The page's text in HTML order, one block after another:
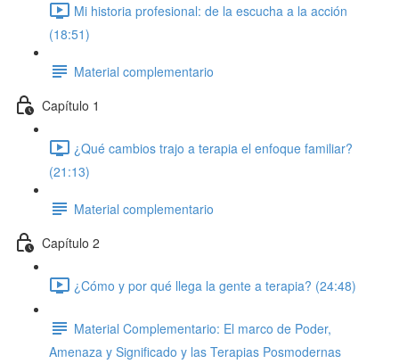
Mi historia profesional: de la escucha a la acción
(18:51)
Material complementario
Capítulo 1
¿Qué cambios trajo a terapia el enfoque familiar?
(21:13)
Material complementario
Capítulo 2
¿Cómo y por qué llega la gente a terapia? (24:48)
Material Complementario: El marco de Poder,
Amenaza y Significado y las Terapias Posmodernas